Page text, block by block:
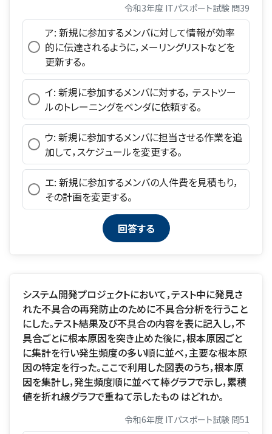
令和3年度 ITパスポート試験 問39
ア: 新規に参加するメンバに対して情報が効率
的に伝達されるように，メーリングリストなどを
更新する。
イ: 新規に参加するメンバに対する， テストツー
ルのトレーニングをベンダに依頼する。
ウ: 新規に参加するメンバに担当させる作業を追
加して，スケジュールを変更する。
エ: 新規に参加するメンバの人件費を見積もり，
その計画を変更する。
システム開発プロジェクトにおいて，テスト中に発見さ
れた不具合の再発防止のために不具合分析を行うこと
にした。テスト結果及び不具合の内容を表に記入し，不
具合ごとに根本原因を突き止めた後に，根本原因ごと
に集計を行い発生頻度の多い順に並べ，主要な根本原
因の特定を行った。ここで利用した図表のうち，根本原
因を集計し，発生頻度順に並べて棒グラフで示し，累積
値を折れ線グラフで重ねて示したもの はどれか。
令和6年度 ITパスポート試験 問51